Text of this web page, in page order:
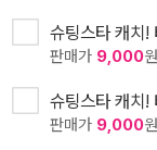
슈팅스타 캐치!
판매가 9,000원
슈팅스타 캐치!
판매가 9,000원